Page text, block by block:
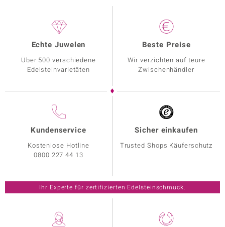
Echte Juwelen
Über 500 verschiedene
Edelsteinvarietäten
Beste Preise
Wir verzichten auf teure
Zwischenhändler
Kundenservice
Kostenlose Hotline
0800 227 44 13
Sicher einkaufen
Trusted Shops Käuferschutz
Ihr Experte für zertifizierten Edelsteinschmuck.